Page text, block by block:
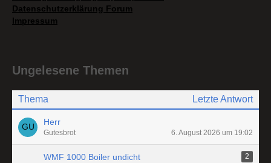
Datenschutzerklärung Forum
Impressum
Ungelesene Themen
Thema Letzte Antwort
Herr
Gutesbrot 6. August 2026 um 19:02
WMF 1000 Boiler undicht
2